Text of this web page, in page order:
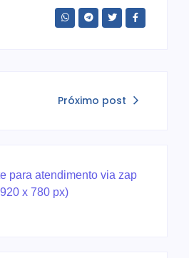
Próximo post